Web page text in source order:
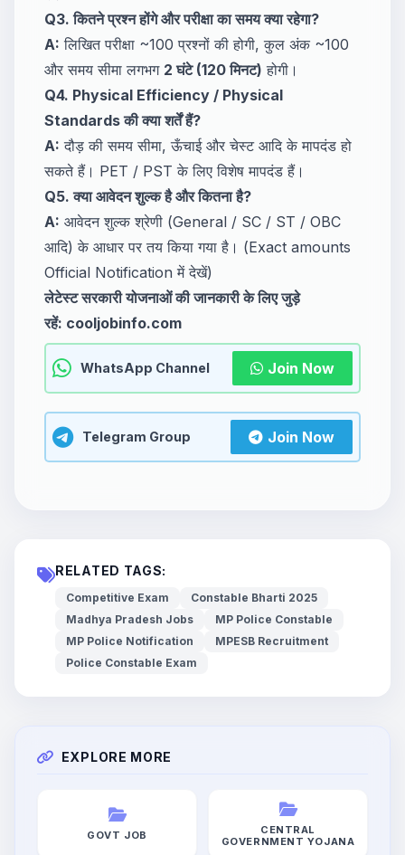
Q3. कितने प्रश्न होंगे और परीक्षा का समय क्या रहेगा?
A: लिखित परीक्षा ~100 प्रश्नों की होगी, कुल अंक ~100
और समय सीमा लगभग 2 घंटे (120 मिनट) होगी।
Q4. Physical Efficiency / Physical
Standards की क्या शर्तें हैं?
A: दौड़ की समय सीमा, ऊँचाई और चेस्ट आदि के मापदंड हो
सकते हैं। PET / PST के लिए विशेष मापदंड हैं।
Q5. क्या आवेदन शुल्क है और कितना है?
A: आवेदन शुल्क श्रेणी (General / SC / ST / OBC
आदि) के आधार पर तय किया गया है। (Exact amounts
Official Notification में देखें)
लेटेस्ट सरकारी योजनाओं की जानकारी के लिए जुड़े
रहें: cooljobinfo.com
WhatsApp Channel Join Now
Telegram Group Join Now
RELATED TAGS:
Competitive Exam
Constable Bharti 2025
Madhya Pradesh Jobs
MP Police Constable
MP Police Notification
MPESB Recruitment
Police Constable Exam
EXPLORE MORE
GOVT JOB
CENTRAL
GOVERNMENT YOJANA